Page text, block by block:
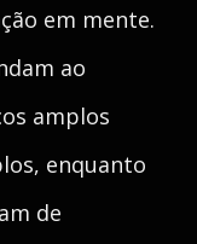
em mente.
ao
amplos
enquanto
de